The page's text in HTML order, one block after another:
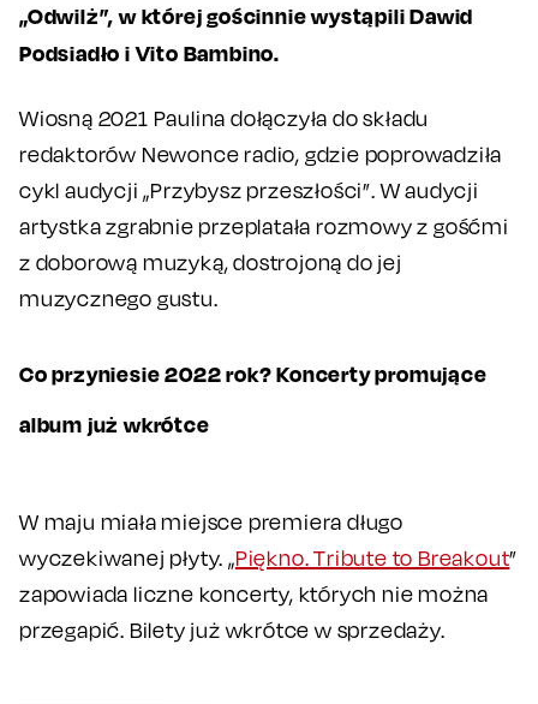
„Odwilż”, w której gościnnie wystąpili Dawid
Podsiadło i Vito Bambino.
Wiosną 2021 Paulina dołączyła do składu
redaktorów Newonce radio, gdzie poprowadziła
cykl audycji „Przybysz przeszłości”. W audycji
artystka zgrabnie przeplatała rozmowy z gośćmi
z doborową muzyką, dostrojoną do jej
muzycznego gustu.
Co przyniesie 2022 rok? Koncerty promujące
album już wkrótce
W maju miała miejsce premiera długo
wyczekiwanej płyty. „Piękno. Tribute to Breakout”
zapowiada liczne koncerty, których nie można
przegapić. Bilety już wkrótce w sprzedaży.